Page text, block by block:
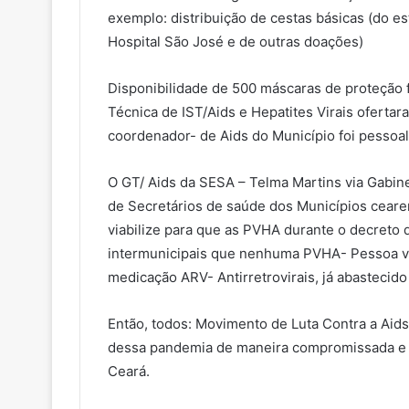
exemplo: distribuição de cestas básicas (do
Hospital São José e de outras doações)
Disponibilidade de 500 máscaras de proteção
Técnica de IST/Aids e Hepatites Virais
coordenador- de Aids do Município foi
O GT/ Aids da SESA – Telma Martins via
de Secretários de saúde dos Municípios
viabilize para que as PVHA durante o
intermunicipais que nenhuma PVHA- Pessoa
medicação ARV- Antirretrovirais, já
Então, todos: Movimento de Luta Contra a
dessa pandemia de maneira compromissada
Ceará.